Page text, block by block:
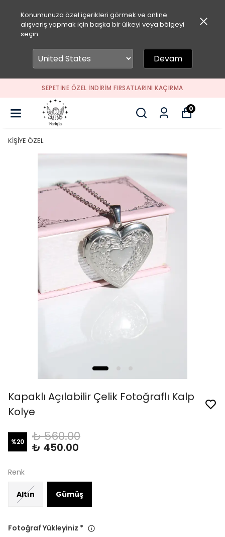
Konumunuza özel içerikleri görmek ve online
alışveriş yapmak için başka bir ülkeyi veya bölgeyi
seçin.
Devam
SEPETİNE ÖZEL İNDİRİM FIRSATLARINI KAÇIRMA
0
KİŞİYE ÖZEL
Kapaklı Açılabilir Çelik Fotoğraflı Kalp
Kolye
%20 ₺ 560.00
₺ 450.00
Renk
Altın Gümüş
Fotoğraf Yükleyiniz *